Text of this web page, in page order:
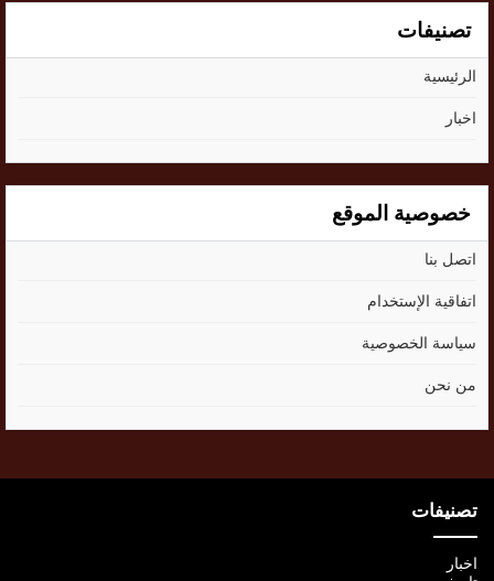
تصنيفات
الرئيسية
اخبار
خصوصية الموقع
اتصل بنا
اتفاقية الإستخدام
سياسة الخصوصية
من نحن
تصنيفات
اخبار